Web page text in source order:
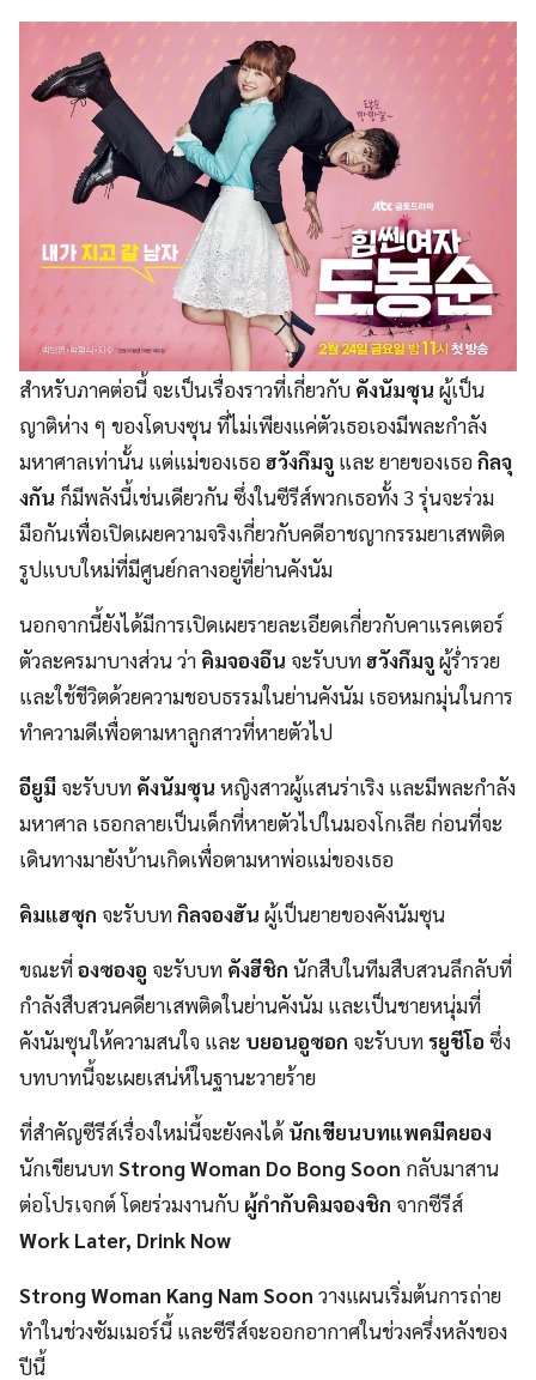
สำหรับภาคต่อนี้ จะเป็นเรื่องราวที่เกี่ยวกับ คังนัมซุน ผู้เป็น
ญาติห่าง ๆ ของโดบงซุน ที่ไม่เพียงแค่ตัวเธอเองมีพละกำลัง
มหาศาลเท่านั้น แต่แม่ของเธอฮวังกึมจู และ ยายของเธอกิลจุ
งกัน ก็มีพลังนี้เช่นเดียวกัน ซึ่งในซีรีส์พวกเธอทั้ง 3 รุ่นจะร่วม
มือกันเพื่อเปิดเผยความจริงเกี่ยวกับคดีอาชญากรรมยาเสพติด
รูปแบบใหม่ที่มีศูนย์กลางอยู่ที่ย่านคังนัม
นอกจากนี้ยังได้มีการเปิดเผยรายละเอียดเกี่ยวกับคาแรคเตอร์
ตัวละครมาบางส่วน ว่า คิมจองอึน จะรับบทฮวังกึมจูผู้ร่ำรวย
และใช้ชีวิตด้วยความชอบธรรมในย่านคังนัม เธอหมกมุ่นในการ
ทำความดีเพื่อตามหาลูกสาวที่หายตัวไป
อียูมี จะรับบท คังนัมซุน หญิงสาวผู้แสนร่าเริง และมีพละกำลัง
มหาศาล เธอกลายเป็นเด็กที่หายตัวไปในมองโกเลีย ก่อนที่จะ
เดินทางมายังบ้านเกิดเพื่อตามหาพ่อแม่ของเธอ
คิมแฮซุก จะรับบทกิลจองฮัน ผู้เป็นยายของคังนัมซุน
ขณะที่องซองอู จะรับบท คังฮีชิก นักสืบในทีมสืบสวนลึกลับที่
กำลังสืบสวนคดียาเสพติดในย่านคังนัม และเป็นชายหนุ่มที่
คังนัมซุนให้ความสนใจ และ บยอนอูซอก จะรับบทรยูชีโอ ซึ่ง
บทบาทนี้จะเผยเสน่ห์ในฐานะวายร้าย
ที่สำคัญซีรีส์เรื่องใหม่นี้จะยังคงได้นักเขียนบทแพคมีคยอง
นักเขียนบทStrong Woman Do Bong Soon กลับมาสาน
ต่อโปรเจกต์ โดยร่วมงานกับ ผู้กำกับคิมจองชิก จากซีรีส์
Work Later, Drink Now
Strong Woman Kang Nam Soon วางแผนเริ่มต้นการถ่าย
ทำในช่วงซัมเมอร์นี้ และซีรีส์จะออกอากาศในช่วงครึ่งหลังของ
ปีนี้